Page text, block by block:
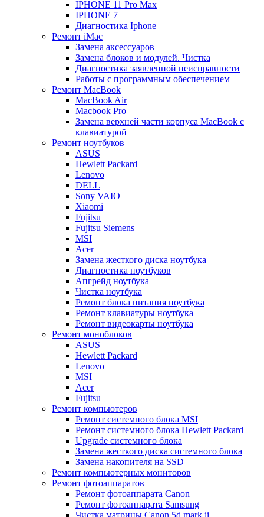
IPHONE 11 Pro Max
IPHONE 7
Диагностика Iphone
Ремонт iMac
Замена аксессуаров
Замена блоков и модулей. Чистка
Диагностика заявленной неисправности
Работы с программным обеспечением
Ремонт MacBook
MacBook Air
Macbook Pro
Замена верхней части корпуса MacBook с
клавиатурой
Ремонт ноутбуков
ASUS
Hewlett Packard
Lenovo
DELL
Sony VAIO
Xiaomi
Fujitsu
Fujitsu Siemens
MSI
Acer
Замена жесткого диска ноутбука
Диагностика ноутбуков
Апгрейд ноутбука
Чистка ноутбука
Ремонт блока питания ноутбука
Ремонт клавиатуры ноутбука
Ремонт видеокарты ноутбука
Ремонт моноблоков
ASUS
Hewlett Packard
Lenovo
MSI
Acer
Fujitsu
Ремонт компьютеров
Ремонт системного блока MSI
Ремонт системного блока Hewlett Packard
Upgrade системного блока
Замена жесткого диска системного блока
Замена накопителя на SSD
Ремонт компьютерных мониторов
Ремонт фотоаппаратов
Ремонт фотоаппарата Canon
Ремонт фотоаппарата Samsung
Чистка матрицы Canon 5d mark ii